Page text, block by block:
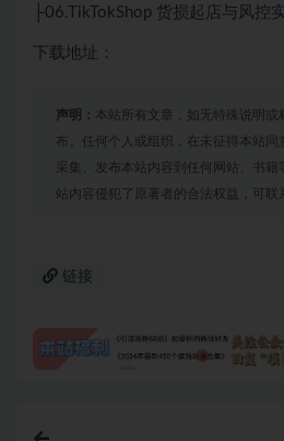
├06.TikTokShop 货损起店与风控
下载地址：
声明： 本站所有文章，如无特殊说明或
布。任何个人或组织，在未征得本站同
采集、发布本站内容到任何网站、书籍
站内容侵犯了原著者的合法权益，可联
链接